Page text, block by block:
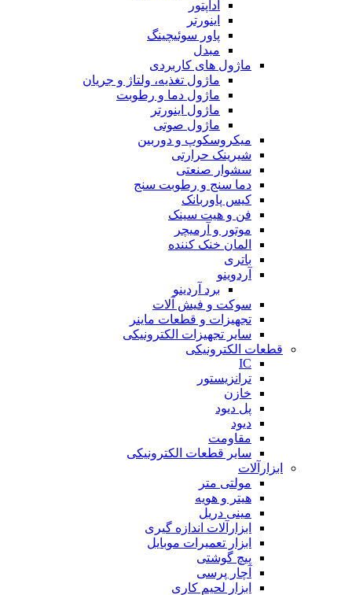
آداپتور
اینورتر
پاور سوئیچینگ
مبدل
ماژول های کاربردی
ماژول تغذیه، ولتاژ و جریان
ماژول دما و رطوبت
ماژول اینورتر
ماژول صوتی
میکروسکوپ و دوربین
شیرینک حرارتی
سشوار صنعتی
دما سنج و رطوبت سنج
کیس پاوربانک
فن و هیت سینک
موتور و آرمیچر
المان خنک کننده
باتری
آردوینو
برد آردینو
سوکت و فیش آلات
تجهیزات و قطعات ماینر
سایر تجهیزات الکترونیکی
قطعات الکترونیکی
IC
ترانزیستور
خازن
پل دیود
دیود
مقاومت
سایر قطعات الکترونیکی
ابزارآلات
مولتی متر
هیتر و هویه
مینی دریل
ابزارآلات اندازه گیری
ابزار تعمیرات موبایل
پیچ گوشتی
آچار پرسی
ابزار لحیم کاری